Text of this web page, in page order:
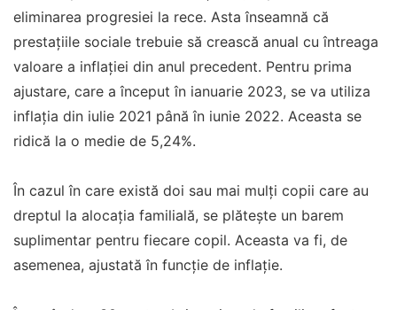
eliminarea progresiei la rece. Asta înseamnă că
prestațiile sociale trebuie să crească anual cu întreaga
valoare a inflației din anul precedent. Pentru prima
ajustare, care a început în ianuarie 2023, se va utiliza
inflația din iulie 2021 până în iunie 2022. Aceasta se
ridică la o medie de 5,24%.
În cazul în care există doi sau mai mulți copii care au
dreptul la alocația familială, se plătește un barem
suplimentar pentru fiecare copil. Aceasta va fi, de
asemenea, ajustată în funcție de inflație.